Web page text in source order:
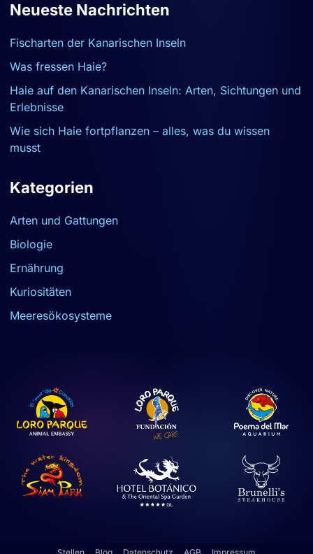
Neueste Nachrichten
Fischarten der Kanarischen Inseln
Was fressen Haie?
Haie auf den Kanarischen Inseln: Arten, Sichtungen und
Erlebnisse
Wie sich Haie fortpflanzen – alles, was du wissen
musst
Kategorien
Arten und Gattungen
Biologie
Ernährung
Kuriositäten
Meeresökosysteme